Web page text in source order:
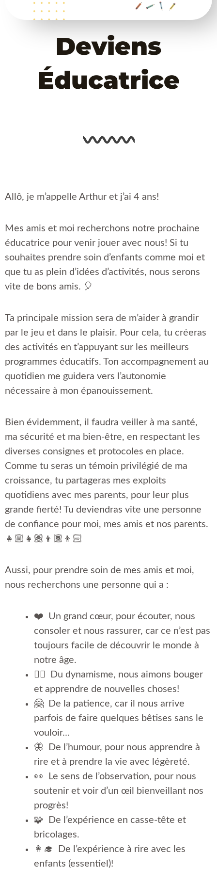
Deviens
Éducatrice
Allô, je m’appelle Arthur et j’ai 4 ans!
Mes amis et moi recherchons notre prochaine
éducatrice pour venir jouer avec nous! Si tu
souhaites prendre soin d’enfants comme moi et
que tu as plein d’idées d’activités, nous serons
vite de bons amis. 🎈
Ta principale mission sera de m’aider à grandir
par le jeu et dans le plaisir. Pour cela, tu créeras
des activités en t’appuyant sur les meilleurs
programmes éducatifs. Ton accompagnement au
quotidien me guidera vers l’autonomie
nécessaire à mon épanouissement.
Bien évidemment, il faudra veiller à ma santé,
ma sécurité et ma bien-être, en respectant les
diverses consignes et protocoles en place.
Comme tu seras un témoin privilégié de ma
croissance, tu partageras mes exploits
quotidiens avec mes parents, pour leur plus
grande fierté! Tu deviendras vite une personne
de confiance pour moi, mes amis et nos parents.
👧🏼👧🏽👦🏾👦🏻
Aussi, pour prendre soin de mes amis et moi,
nous recherchons une personne qui a :
❤️ Un grand cœur, pour écouter, nous
consoler et nous rassurer, car ce n’est pas
toujours facile de découvrir le monde à
notre âge.
🤸‍♂️ Du dynamisme, nous aimons bouger
et apprendre de nouvelles choses!
🤗 De la patience, car il nous arrive
parfois de faire quelques bêtises sans le
vouloir…
🦋 De l’humour, pour nous apprendre à
rire et à prendre la vie avec légèreté.
👀 Le sens de l’observation, pour nous
soutenir et voir d’un œil bienveillant nos
progrès!
🧩 De l’expérience en casse-tête et
bricolages.
👩‍🎓 De l’expérience à rire avec les
enfants (essentiel)!